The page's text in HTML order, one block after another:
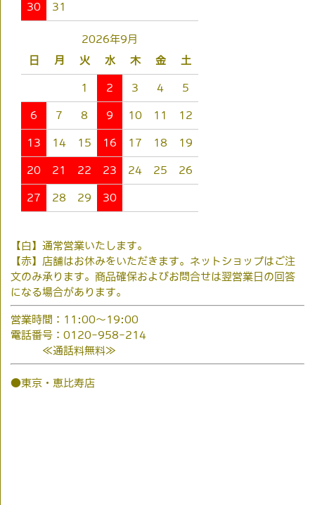
30 31
2026年9月
日
月 火 水 木 金 土
1 2 3 4 5
6 7 8 9 10 11 12
13 14 15 16 17 18 19
20 21 22 23 24 25 26
27 28 29 30
【白】通常営業いたします。
【赤】店舗はお休みをいただきます。ネットショップはご注
文のみ承ります。商品確保およびお問合せは翌営業日の回答
になる場合があります。
営業時間：11:00～19:00
電話番号：0120-958-214
≪通話料無料≫
●東京・恵比寿店